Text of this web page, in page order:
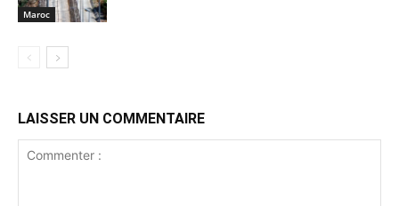
Maroc
LAISSER UN COMMENTAIRE